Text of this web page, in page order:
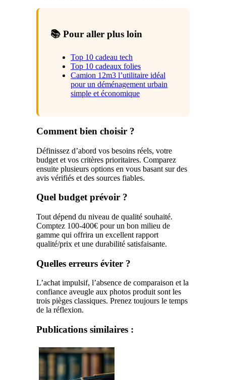
📚 Pour aller plus loin
Top 10 cadeau tech
Top 10 cadeaux folies
Camion 12m3 l’utilitaire idéal
pour un déménagement urbain
simple et économique
Comment bien choisir ?
Définissez d’abord vos besoins réels, votre
budget et vos critères prioritaires. Comparez
ensuite plusieurs options en vous basant sur des
avis vérifiés et des sources fiables.
Quel budget prévoir ?
Tout dépend du niveau de qualité souhaité.
Comptez 100-400€ pour un bon milieu de
gamme qui offrira un excellent rapport
qualité/prix et une durabilité satisfaisante.
Quelles erreurs éviter ?
L’achat impulsif, l’absence de comparaison et la
confiance aveugle aux photos produit sont les
trois pièges classiques. Prenez toujours le temps
de la réflexion.
Publications similaires :